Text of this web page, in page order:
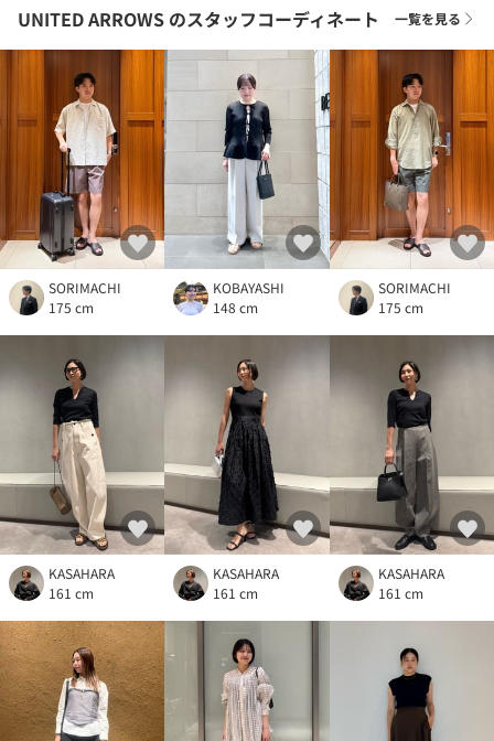
UNITED ARROWS のスタッフコーディネート 一覧を見る
SORIMACHI
175 cm
KOBAYASHI
148 cm
SORIMACHI
175 cm
KASAHARA
161 cm
KASAHARA
161 cm
KASAHARA
161 cm